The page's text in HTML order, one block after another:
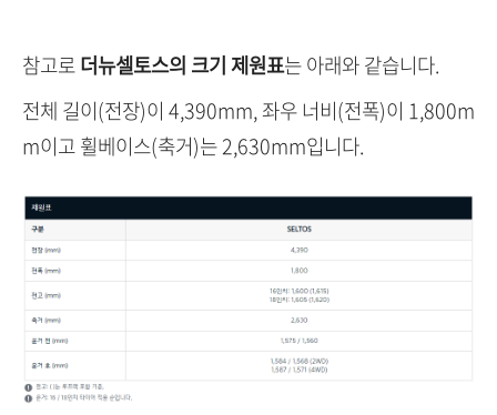
참고로더뉴셀토스의 크기 제원표는 아래와 같습니다.
전체 길이(전장)이 4,390mm, 좌우 너비(전폭)이 1,800m
m이고 휠베이스(축거)는 2,630mm입니다.